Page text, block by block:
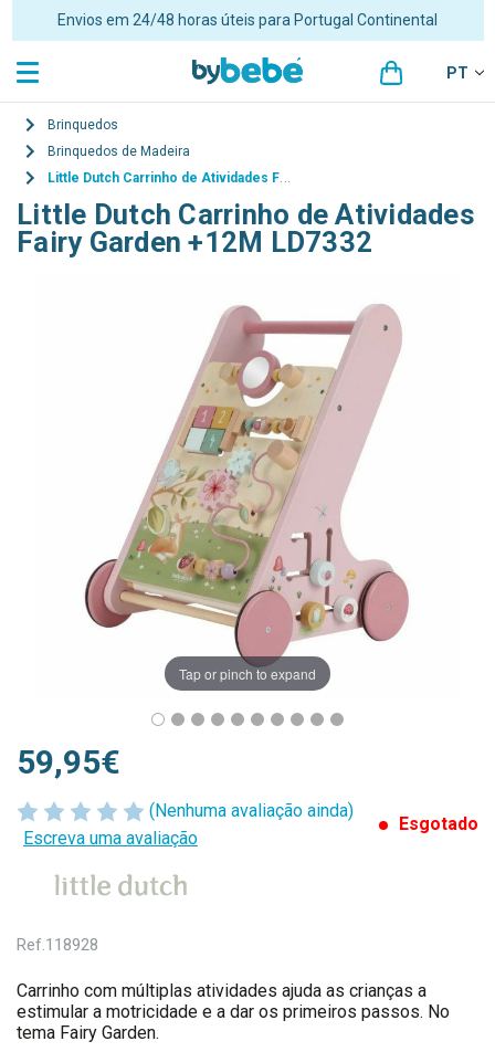
Envios em 24/48 horas úteis para Portugal Continental
PT
Brinquedos
Brinquedos de Madeira
Little Dutch Carrinho de Atividades Fairy Garden +12M LD7332
Little Dutch Carrinho de Atividades
Fairy Garden +12M LD7332
Tap or pinch to expand
(Nenhuma avaliação ainda)
Escreva uma avaliação
Esgotado
59,95€
Ref.118928
Carrinho com múltiplas atividades ajuda as crianças a
estimular a motricidade e a dar os primeiros passos. No
tema Fairy Garden.